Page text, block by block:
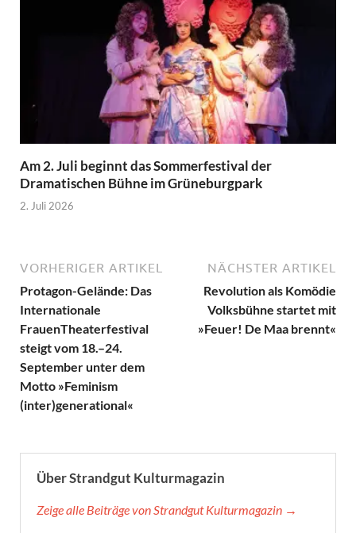
Am 2. Juli beginnt das Sommerfestival der
Dramatischen Bühne im Grüneburgpark
2. Juli 2026
VORHERIGER ARTIKEL
Protagon-Gelände: Das
Internationale
FrauenTheaterfestival
steigt vom 18.–24.
September unter dem
Motto »Feminism
(inter)generational«
NÄCHSTER ARTIKEL
Revolution als Komödie
Volksbühne startet mit
»Feuer! De Maa brennt«
Über Strandgut Kulturmagazin
Zeige alle Beiträge von Strandgut Kulturmagazin →